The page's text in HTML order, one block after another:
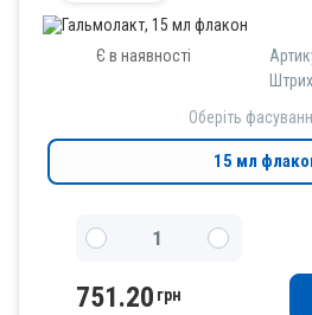
Є в наявності
Оберіть
15 мл
751.20 грн